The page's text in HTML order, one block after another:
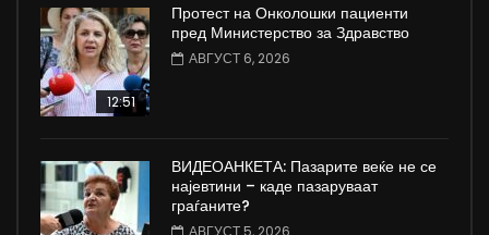
12:51
Протест на Онколошки пациенти
пред Министерство за Здравство
АВГУСТ 6, 2026
ВИДЕОАНКЕТА: Пазарите веќе не се
најевтини – каде пазаруваат
граѓаните?
АВГУСТ 5, 2026